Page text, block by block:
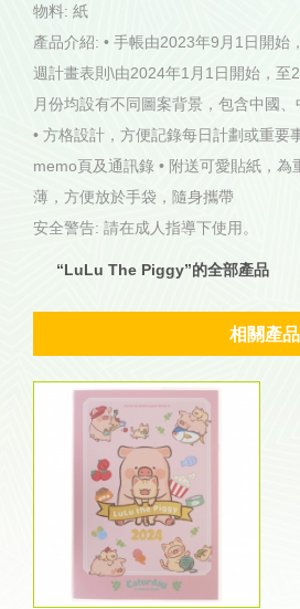
物料: 紙
產品介紹: • 手帳由2023年9月1日開始
週計畫表則\由2024年1月1日開始，至
月份均設有不同圖案背景，包含中國
• 方格設計，方便記錄每日計劃或重要
memo頁及通訊錄 • 附送可愛貼紙，為
薄，方便放於手袋，隨身攜帶
安全警告: 請在成人指導下使用。
“LuLu The Piggy”的全部產品
相關產品